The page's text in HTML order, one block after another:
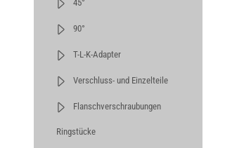
45°
90°
T-L-K-Adapter
Verschluss- und Einzelteile
Flanschverschraubungen
Ringstücke